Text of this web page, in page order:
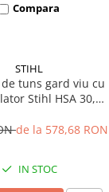
Compara
STIHL
de tuns gard viu cu
Stihl HSA 30,
de la 578,68 RON
IN STOC